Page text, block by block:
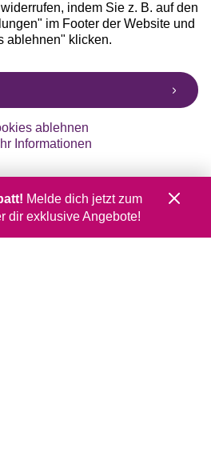
indem Sie z. B. auf den
im Footer der Website und
ablehnen" klicken.
ablehnen
Informationen
Melde dich jetzt zum
dir exklusive Angebote!